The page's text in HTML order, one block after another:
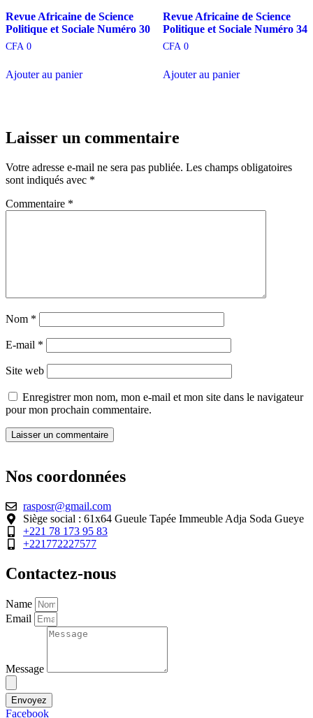
Revue Africaine de Science
Politique et Sociale Numéro 30
CFA 0
Ajouter au panier
Revue Africaine de Science
Politique et Sociale Numéro 34
CFA0
Ajouter au panier
Laisser un commentaire
Votre adresse e-mail ne sera pas publiée. Les champs obligatoires
sont indiqués avec *
Commentaire *
Nom *
E-mail *
Site web
Enregistrer mon nom, mon e-mail et mon site dans le navigateur
pour mon prochain commentaire.
Nos coordonnées
rasposr@gmail.com
Siège social : 61x64 Gueule Tapée Immeuble Adja Soda Gueye
+221 78 173 95 83
+221772227577
Contactez-nous
Name
Email
Message
Envoyez
Facebook